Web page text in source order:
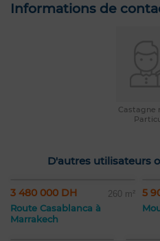
Informations de
Castagne
D'autres utilisateurs
3 480 000 DH 260 m²
Route Casablanca à
Marrakech
5